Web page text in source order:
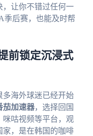
让你不错过任何一
后赛，也能及时帮
前锁定沉浸式
多海外球迷已经开始
茄加速器，选择回国
咕视频等平台，观
，是在韩国的咖啡